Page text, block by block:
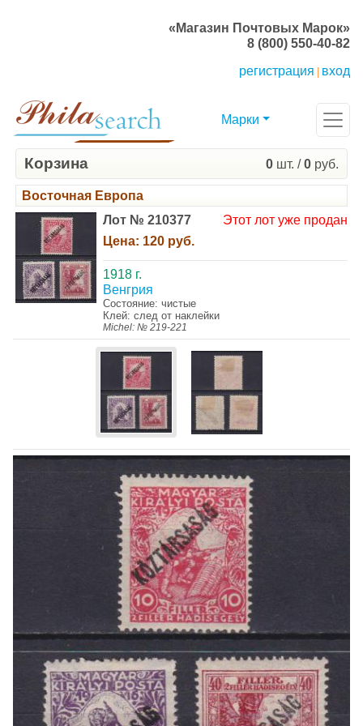
«Магазин Почтовых Марок»
8 (800) 550-40-82
регистрация
вход
Марки
Корзина 0 шт. /0 руб.
Восточная Европа
Лот № 210377
Цена: 120 руб.
Этот лот уже продан
1918 г.
Венгрия
Состояние: чистые
Клей: след от наклейки
Michel: № 219-221